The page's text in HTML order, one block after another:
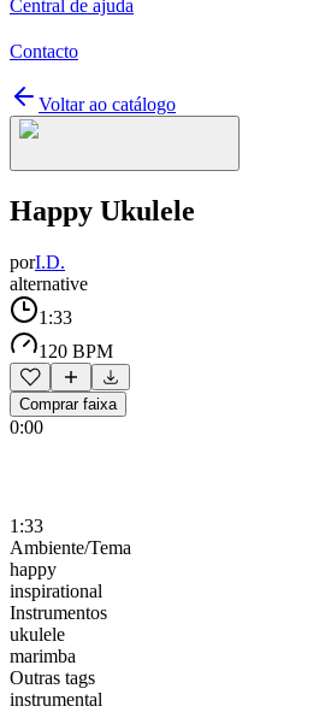
Central de ajuda
Contacto
Voltar ao catálogo
Happy Ukulele
porI.D.
alternative
1:33
120 BPM
Comprar faixa
0:00
1:33
Ambiente/Tema
happy
inspirational
Instrumentos
ukulele
marimba
Outras tags
instrumental